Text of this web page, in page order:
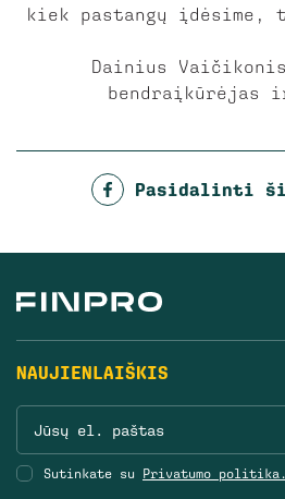
kiek pastangų
Dainius
bendraįkūrėjas
Pasidalinti
NAUJIENLAIŠKIS
Sutinkate su Privatumo politika.